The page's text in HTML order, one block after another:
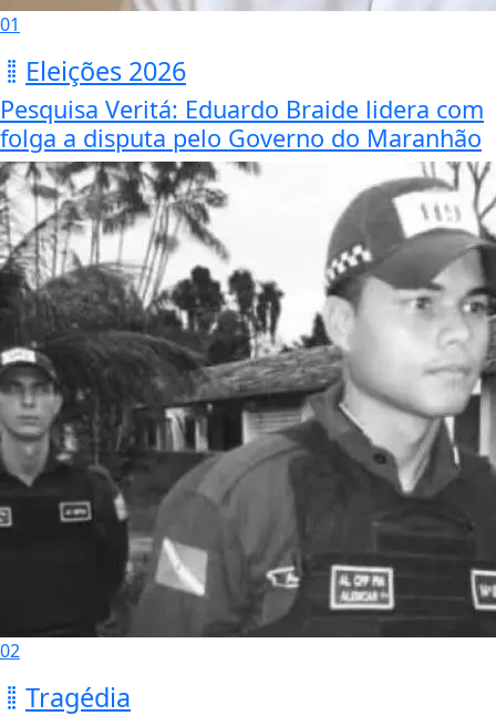
01
Eleições 2026
Pesquisa Veritá: Eduardo Braide lidera com
folga a disputa pelo Governo do Maranhão
02
Tragédia